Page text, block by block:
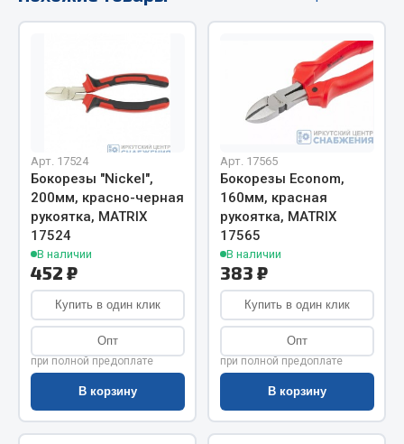
Весь раздел
РТИ
Кольца уплотнительные
Лента конвейерная
Манжеты
Паронит
Патрубки
Рукава высокого давления
Показать ещё
Арт. 17524
Бокорезы "Nickel",
200мм, красно-черная
рукоятка, MATRIX
17524
В наличии
452 ₽
Купить в один клик
Опт
при полной предоплате
В корзину
Арт. 17565
Бокорезы Econom,
160мм, красная
рукоятка, MATRIX
17565
В наличии
383 ₽
Купить в один клик
Опт
при полной предоплате
В корзину